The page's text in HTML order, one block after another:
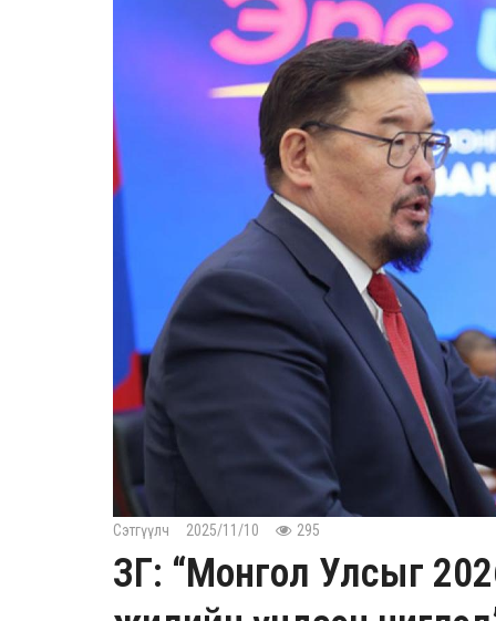
Сэтгүүлч 2025/11/10 295
ЗГ: “Монгол Улсыг